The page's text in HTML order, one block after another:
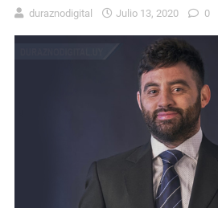
duraznodigital Julio 13, 2020 0